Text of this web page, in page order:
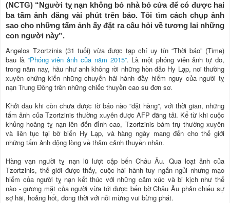
(NCTG) “Người tỵ nạn không bỏ nhà bỏ cửa để có được hai
ba tấm ảnh đăng vài phút trên báo. Tôi tìm cách chụp ảnh
sao cho những tấm ảnh ấy đặt ra câu hỏi về tương lai những
con người này”.
Angelos Tzortzinis (31 tuổi) vừa được tạp chí uy tín “Thời báo” (Time)
bầu là “Phóng viên ảnh của năm 2015”. Là một phóng viên ảnh tự do,
trong năm nay, hầu như anh không rời những hòn đảo Hy Lạp, nơi thường
xuyên chứng kiến những chuyến hải hành đầy hiểm nguy của người tỵ
nạn Trung Đông trên những chiếc thuyền cao su đơn sơ.
Khởi đầu khi còn chưa được tờ báo nào “đặt hàng”, với thời gian, những
tấm ảnh của Tzortzinis thường xuyên được AFP đăng tải. Kể từ khi cuộc
khủng hoảng tỵ nạn lên đến đỉnh cao, Tzortzinis bám trụ thường xuyên
và liên tục tại bờ biển Hy Lạp, và hàng ngày mang đến cho thế giới
những tấm ảnh động lòng về thảm cảnh thuyền nhân.
Hàng vạn người tỵ nạn lũ lượt cập bến Châu Âu. Qua loạt ảnh của
Tzortzinis, thế giới được thấy, cuộc hải hành tuy ngắn ngủi nhưng mạo
hiểm của người tỵ nạn kết thúc với những cảm xúc và bi kịch như thế
nào - gương mặt của người vừa tới được bến bờ Châu Âu phản chiếu sự
sợ hãi, hoảng hốt, đồng thời với nỗi mừng vui bừng phát.